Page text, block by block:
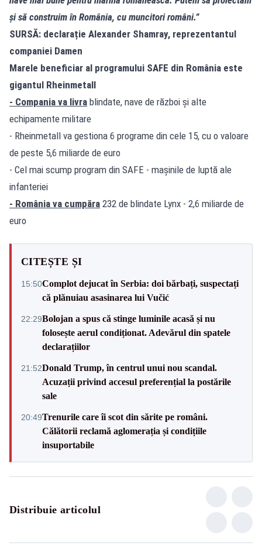
și să construim în România, cu muncitori români.”
SURSĂ: declarație Alexander Shamray, reprezentantul
companiei Damen
Marele beneficiar al programului SAFE din România este
gigantul Rheinmetall
- Compania va livra blindate, nave de război și alte
echipamente militare
- Rheinmetall va gestiona 6 programe din cele 15, cu o valoare
de peste 5,6 miliarde de euro
- Cel mai scump program din SAFE - mașinile de luptă ale
infanteriei
- România va cumpăra 232 de blindate Lynx - 2,6 miliarde de
euro
CITEȘTE ȘI
15:50Complot dejucat în Serbia: doi bărbați, suspectați
că plănuiau asasinarea lui Vučić
22:29Bolojan a spus că stinge luminile acasă și nu
folosește aerul condiționat. Adevărul din spatele
declarațiilor
21:52Donald Trump, în centrul unui nou scandal.
Acuzații privind accesul preferențial la postările
sale
20:49Trenurile care îi scot din sărite pe români.
Călătorii reclamă aglomerația și condițiile
insuportabile
Distribuie articolul